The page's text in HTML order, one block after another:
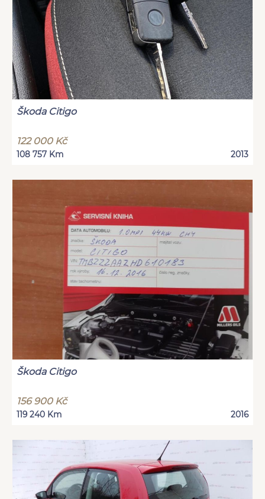
Škoda Citigo
122 000 Kč
108 757 Km 2013
Škoda Citigo
156 900 Kč
119 240 Km 2016